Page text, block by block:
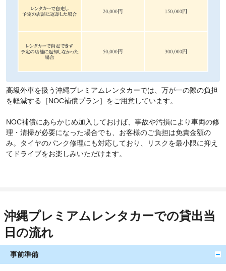
高級外車を扱う沖縄プレミアムレンタカーでは、万が一の際の負担
を軽減する［NOC補償プラン］をご用意しています。
NOC補償にあらかじめ加入しておけば、事故や汚損により車両の修
理・清掃が必要になった場合でも、お客様のご負担は免責金額の
み。タイヤのパンク修理にも対応しており、リスクを最小限に抑え
てドライブをお楽しみいただけます。
沖縄プレミアムレンタカーでの貸出当
日の流れ
事前準備